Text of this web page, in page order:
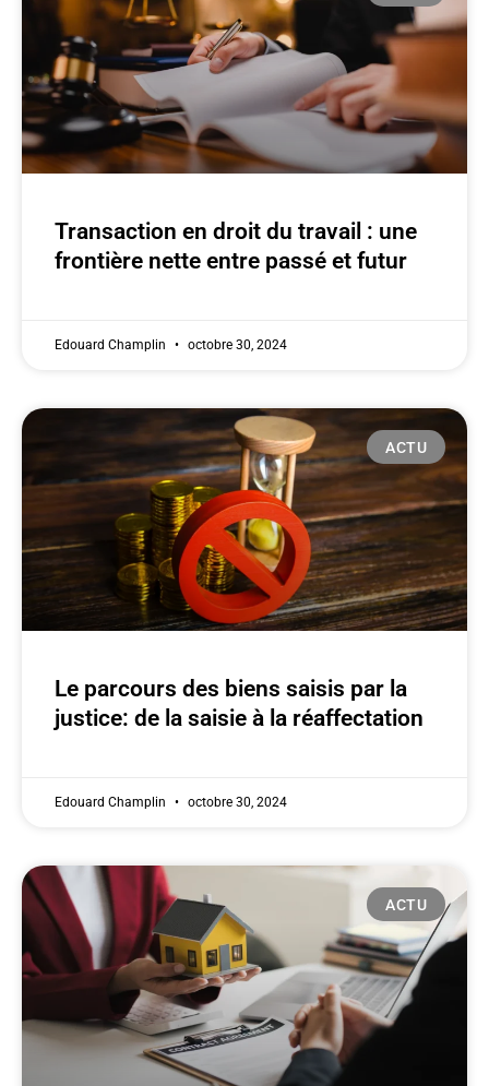
Transaction en droit du travail : une
frontière nette entre passé et futur
Edouard Champlin octobre 30, 2024
ACTU
Le parcours des biens saisis par la
justice: de la saisie à la réaffectation
Edouard Champlin octobre 30, 2024
ACTU